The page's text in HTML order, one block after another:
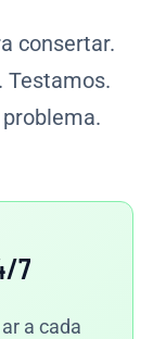
consertar.
Testamos.
7
a cada